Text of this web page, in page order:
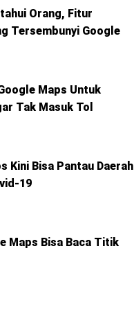
Orang, Fitur
Tersembunyi Google
Maps Untuk
Tak Masuk Tol
Kini Bisa Pantau Daerah
19
Maps Bisa Baca Titik